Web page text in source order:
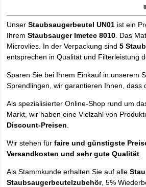
UnserStaubsaugerbeutel UN01 ist ein
IhremStaubsauger Imetec 8010 . Das
Microvlies. In der Verpackung sind5
entsprechen in Qualität und Filterleistung
Sparen Sie bei Ihrem Einkauf in unserem
Sprendlingen, wir garantieren Ihnen, dass
Als spezialisierter Online-Shop rund um
Markt, wir haben eine Vielzahl von
Discount-Preisen
Wir stehen fürfaire und günstigste
Versandkosten und sehr gute Qualität
Als Stammkunde erhalten Sie auf alle
Staubsaugerbeutelzubehör, 5%